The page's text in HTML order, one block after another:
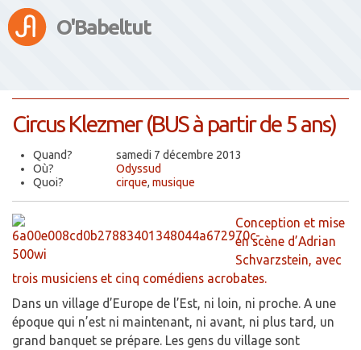
O'Babeltut
Circus Klezmer (BUS à partir de 5 ans)
Quand?
samedi 7 décembre 2013
Où?
Odyssud
Quoi?
cirque, musique
Conception et mise
en scène d’Adrian
Schvarzstein, avec
trois musiciens et cinq comédiens acrobates.
Dans un village d’Europe de l’Est, ni loin, ni proche. A une
époque qui n’est ni maintenant, ni avant, ni plus tard, un
grand banquet se prépare. Les gens du village sont